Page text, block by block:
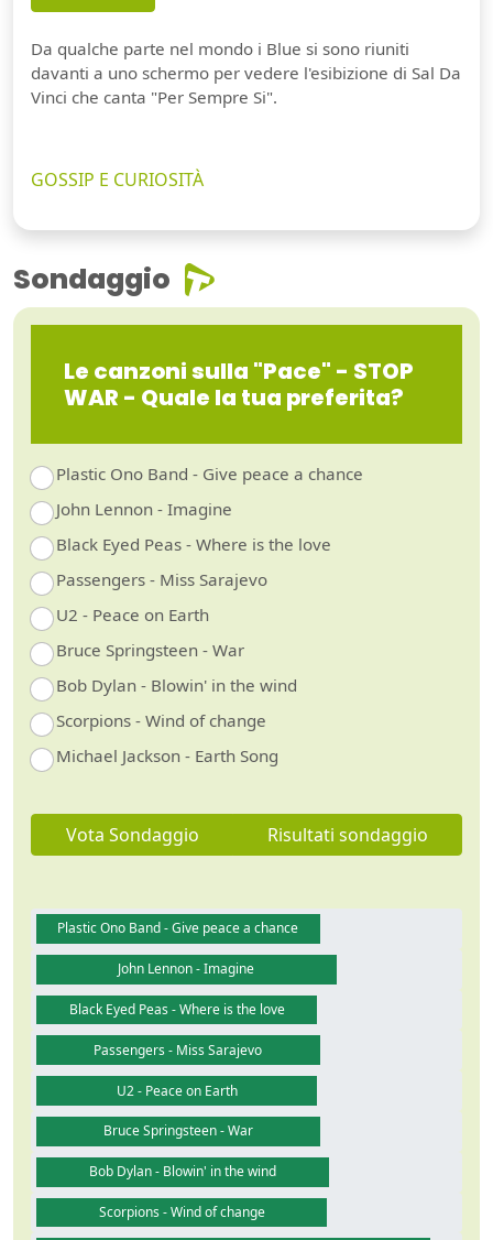
Da qualche parte nel mondo i Blue si sono riuniti
davanti a uno schermo per vedere l'esibizione di Sal Da
Vinci che canta "Per Sempre Si".
GOSSIP E CURIOSITÀ
Sondaggio
Le canzoni sulla "Pace" - STOP
WAR - Quale la tua preferita?
Plastic Ono Band - Give peace a chance
John Lennon - Imagine
Black Eyed Peas - Where is the love
Passengers - Miss Sarajevo
U2 - Peace on Earth
Bruce Springsteen - War
Bob Dylan - Blowin' in the wind
Scorpions - Wind of change
Michael Jackson - Earth Song
Vota Sondaggio Risultati sondaggio
Plastic Ono Band - Give peace a chance
John Lennon - Imagine
Black Eyed Peas - Where is the love
Passengers - Miss Sarajevo
U2 - Peace on Earth
Bruce Springsteen - War
Bob Dylan - Blowin' in the wind
Scorpions - Wind of change